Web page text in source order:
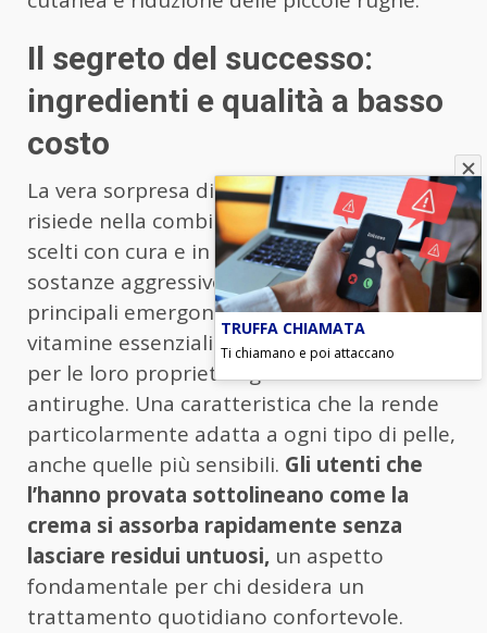
Il segreto del successo:
ingredienti e qualità a basso
costo
La vera sorpresa di questa crema viso
risiede nella combinazione di ingredienti
scelti con cura e in una formula priva di
sostanze aggressive. Tra i componenti
principali emergono estratti naturali,
vitamine essenziali e acido ialuronico, noti
per le loro proprietà rigeneranti e
antirughe. Una caratteristica che la rende
particolarmente adatta a ogni tipo di pelle,
anche quelle più sensibili. Gli utenti che
l’hanno provata sottolineano come la
crema si assorba rapidamente senza
lasciare residui untuosi, un aspetto
fondamentale per chi desidera un
trattamento quotidiano confortevole.
TRUFFA CHIAMATA
Ti chiamano e poi attaccano